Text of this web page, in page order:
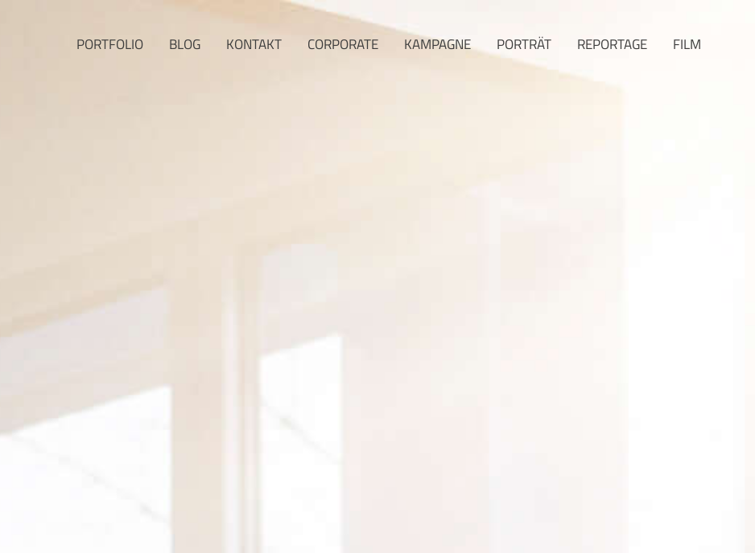
PORTFOLIO BLOG KONTAKT CORPORATE KAMPAGNE PORTRÄT REPORTAGE FILM